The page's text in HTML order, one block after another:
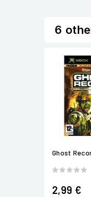
6
Ghost
2,99 €